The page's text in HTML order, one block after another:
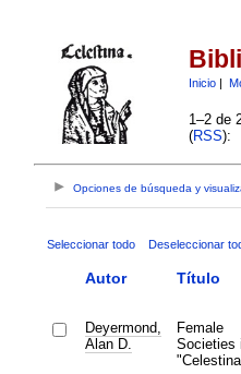
Inicio|
1–2 de
(RSS):
Opciones de búsqueda y
Seleccionar todo Deseleccionar
Autor Título
Deyermond,
Alan D.
Female
Societies